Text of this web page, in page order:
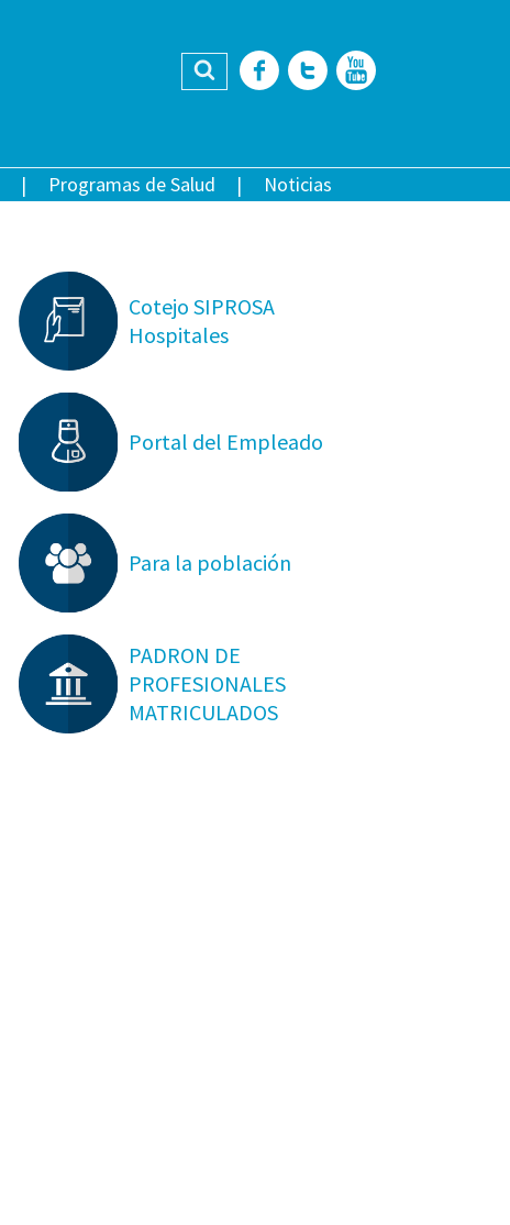
Buscar Facebook
Twitter
Programas de Salud Noticias
Cotejo SIPROSA
Hospitales
Portal del Empleado
Para la población
PADRON DE
PROFESIONALES
MATRICULADOS